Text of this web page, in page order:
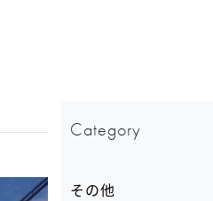
Category
その他